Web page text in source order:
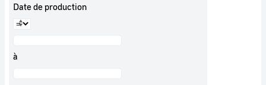
Date de production
à